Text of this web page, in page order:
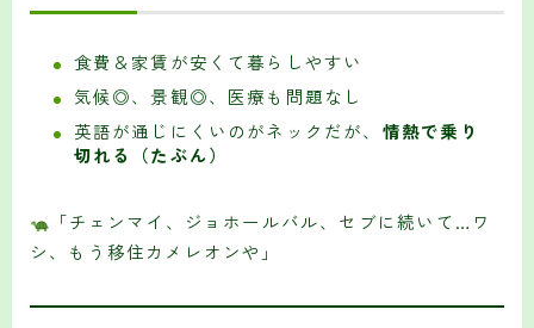
食費＆家賃が安くて暮らしやすい
気候◎、景観◎、医療も問題なし
英語が通じにくいのがネックだが、 情熱で乗り
切れる（たぶん）
「チェンマイ、ジョホールバル、セブに続いて…ワ
シ、もう移住カメレオンや」